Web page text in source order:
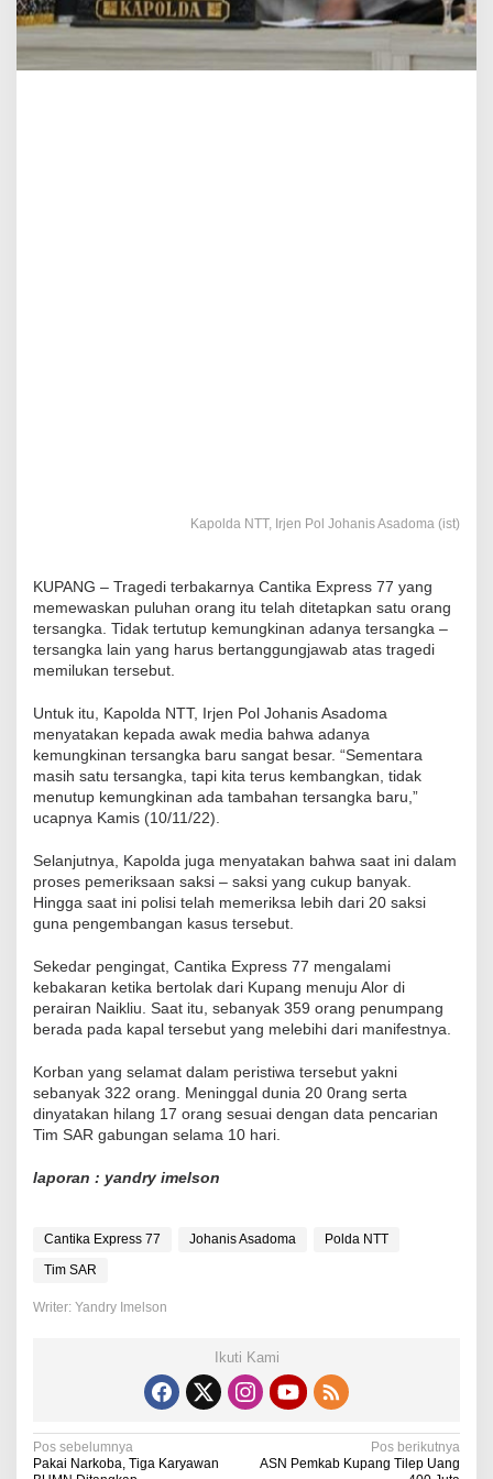
Kapolda NTT, Irjen Pol Johanis Asadoma (ist)
KUPANG – Tragedi terbakarnya Cantika Express 77 yang
memewaskan puluhan orang itu telah ditetapkan satu orang
tersangka. Tidak tertutup kemungkinan adanya tersangka –
tersangka lain yang harus bertanggungjawab atas tragedi
memilukan tersebut.
Untuk itu, Kapolda NTT, Irjen Pol Johanis Asadoma
menyatakan kepada awak media bahwa adanya
kemungkinan tersangka baru sangat besar. “Sementara
masih satu tersangka, tapi kita terus kembangkan, tidak
menutup kemungkinan ada tambahan tersangka baru,”
ucapnya Kamis (10/11/22).
Selanjutnya, Kapolda juga menyatakan bahwa saat ini dalam
proses pemeriksaan saksi – saksi yang cukup banyak.
Hingga saat ini polisi telah memeriksa lebih dari 20 saksi
guna pengembangan kasus tersebut.
Sekedar pengingat, Cantika Express 77 mengalami
kebakaran ketika bertolak dari Kupang menuju Alor di
perairan Naikliu. Saat itu, sebanyak 359 orang penumpang
berada pada kapal tersebut yang melebihi dari manifestnya.
Korban yang selamat dalam peristiwa tersebut yakni
sebanyak 322 orang. Meninggal dunia 20 0rang serta
dinyatakan hilang 17 orang sesuai dengan data pencarian
Tim SAR gabungan selama 10 hari.
laporan : yandry imelson
Cantika Express 77 Johanis Asadoma
Polda NTT
Tim SAR
Writer: Yandry Imelson
Ikuti Kami
N
Pos sebelumnya
Pakai Narkoba, Tiga Karyawan
Pos berikutnya
ASN Pemkab Kupang Tilep Uang